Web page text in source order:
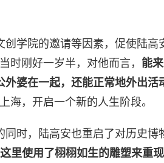
创学院的邀请等因素，促使陆高
时刚好一岁半，对他而言， 能
婆在一起，还能正常地外出活
海，开启一个新的人生阶段。
时，陆高安也重启了对历史博
里使用了栩栩如生的雕塑来重